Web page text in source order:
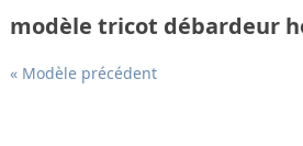
modèle tricot débardeur
« Modèle précédent